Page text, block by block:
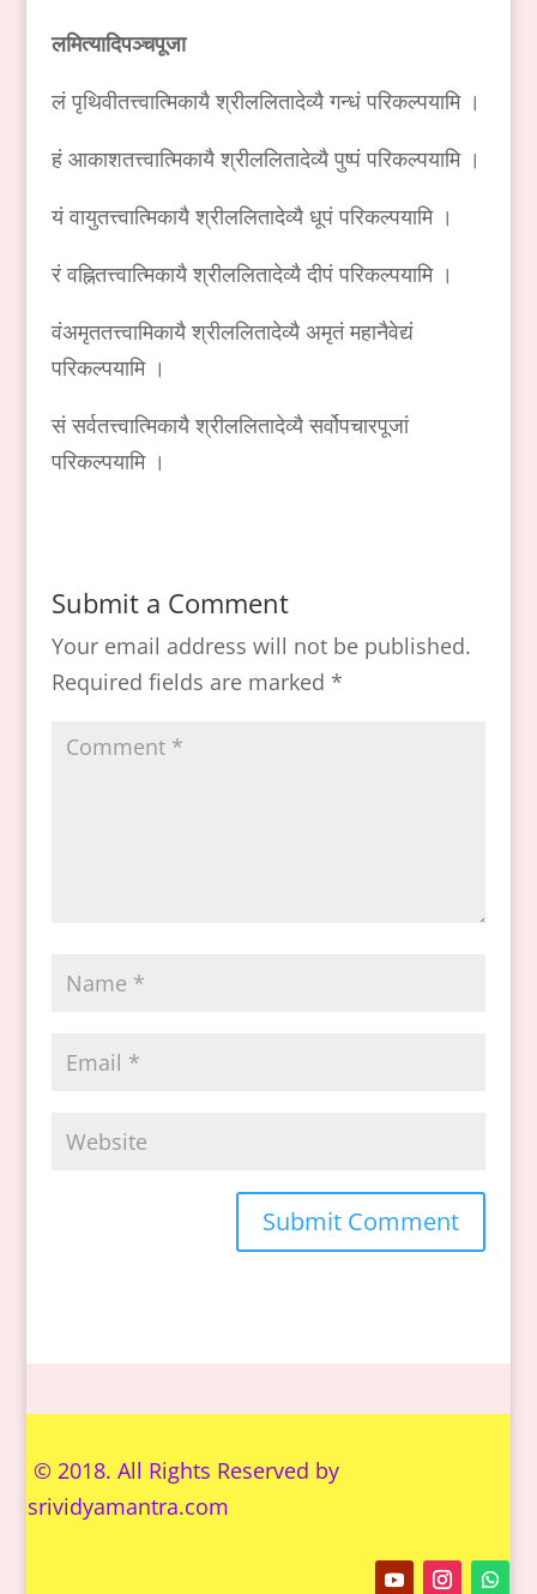
लमित्यादिपञ्चपूजा
लं पृथिवीतत्त्वात्मिकायै श्रीललितादेव्यै गन्धं परिकल्पयामि ।
हं आकाशतत्त्वात्मिकायै श्रीललितादेव्यै पुष्पं परिकल्पयामि ।
यं वायुतत्त्वात्मिकायै श्रीललितादेव्यै धूपं परिकल्पयामि ।
रं वह्नितत्त्वात्मिकायै श्रीललितादेव्यै दीपं परिकल्पयामि ।
वंअमृततत्त्वामिकायै श्रीललितादेव्यै अमृतं महानैवेद्यं
परिकल्पयामि ।
सं सर्वतत्त्वात्मिकायै श्रीललितादेव्यै सर्वोपचारपूजां
परिकल्पयामि ।
Submit a Comment
Your email address will not be published.
Required fields are marked *
© 2018. All Rights Reserved by
srividyamantra.com